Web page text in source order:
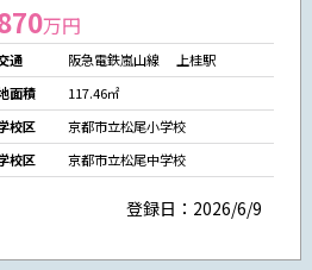
万円
通
阪急電鉄嵐山線 上桂駅
面積
117.46㎡
校区
京都市立松尾小学校
校区
京都市立松尾中学校
登録日：2026/6/9